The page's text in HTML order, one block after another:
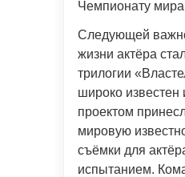
Чемпионату
Следующей
жизни актёра
трилогии
широко известен
проектом
мировую
съёмки для
испытанием.